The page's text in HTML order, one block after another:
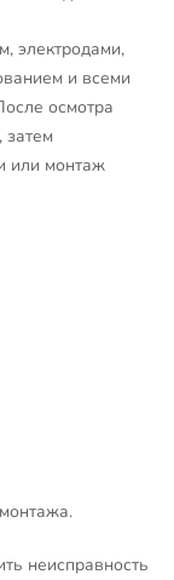
электродами,
и всеми
осмотра
затем
или монтаж
неисправность